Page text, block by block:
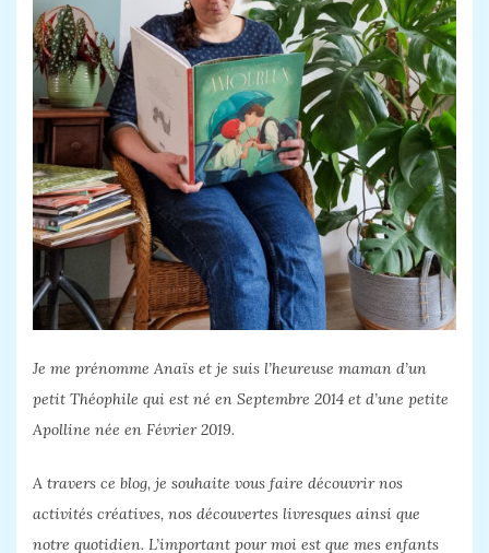
Je me prénomme Anaïs et je suis l’heureuse maman d’un
petit Théophile qui est né en Septembre 2014 et d’une petite
Apolline née en Février 2019.
A travers ce blog, je souhaite vous faire découvrir nos
activités créatives, nos découvertes livresques ainsi que
notre quotidien. L’important pour moi est que mes enfants